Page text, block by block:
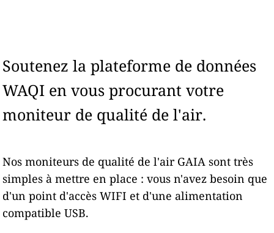
Soutenez la plateforme de données
WAQI en vous procurant votre
moniteur de qualité de l'air.
Nos moniteurs de qualité de l'air GAIA sont très
simples à mettre en place : vous n'avez besoin que
d'un point d'accès WIFI et d'une alimentation
compatible USB.